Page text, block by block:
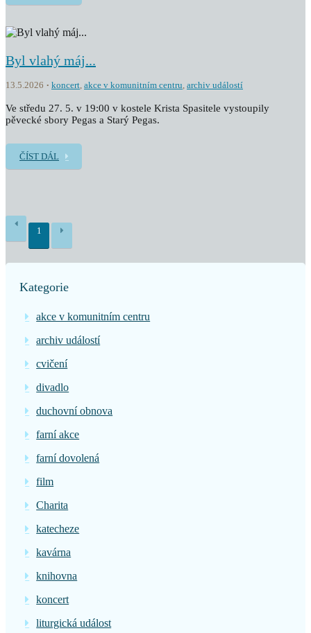
Byl vlahý máj...
13.5.2026 koncert, akce v komunitním centru, archiv událostí
Ve středu 27. 5. v 19:00 v kostele Krista Spasitele vystoupily
pěvecké sbory Pegas a Starý Pegas.
ČÍST DÁL
1
Kategorie
akce v komunitním centru
archiv událostí
cvičení
divadlo
duchovní obnova
farní akce
farní dovolená
film
Charita
katecheze
kavárna
knihovna
koncert
liturgická událost